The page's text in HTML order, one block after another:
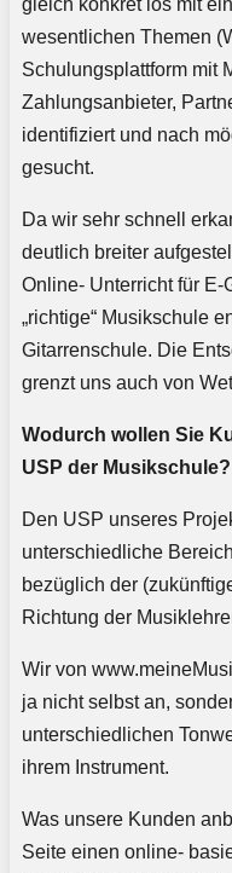
gleich konkret los mit
wesentlichen Themen
Schulungsplattform mit
Zahlungsanbieter,
identifiziert und nach
gesucht.
Da wir sehr schnell
deutlich breiter
Online- Unterricht für E-
„richtige“ Musikschule
Gitarrenschule. Die
grenzt uns auch von
Wodurch wollen Sie
USP der Musikschule?
Den USP unseres
unterschiedliche
bezüglich der
Richtung der
Wir von
ja nicht selbst an,
unterschiedlichen
ihrem Instrument.
Was unsere Kunden
Seite einen online-